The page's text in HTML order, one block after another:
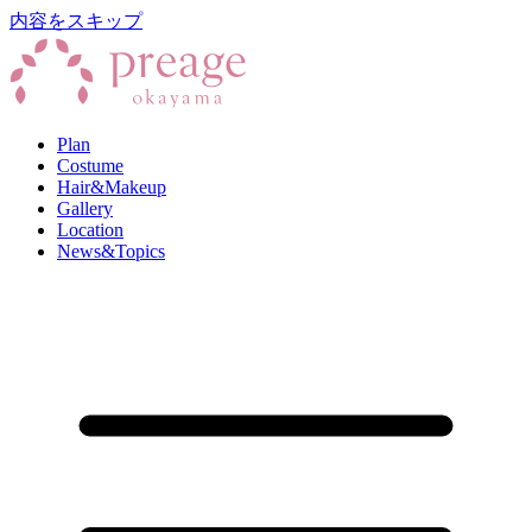
内容をスキップ
Plan
Costume
Hair&Makeup
Gallery
Location
News&Topics